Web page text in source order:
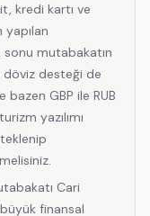
kredi kartı ve
mutabakatın
döviz desteği de
bazen GBP ile RUB
yazılımı
Cari
finansal